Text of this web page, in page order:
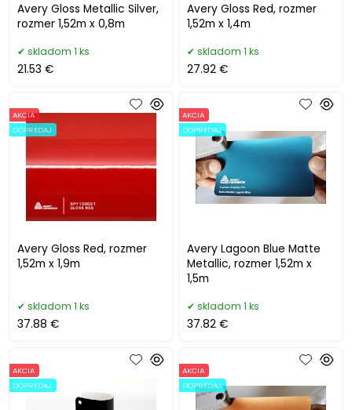
Avery Gloss Metallic Silver,
rozmer 1,52m x 0,8m
skladom 1 ks
21.53 €
Avery Gloss Red, rozmer
1,52m x 1,4m
skladom 1 ks
27.92 €
Avery Gloss Red, rozmer
1,52m x 1,9m
AKCIA
DOPREDAJ
skladom 1 ks
37.88 €
Avery Lagoon Blue Matte
Metallic, rozmer 1,52m x
1,5m
AKCIA
DOPREDAJ
skladom 1 ks
37.82 €
AKCIA
DOPREDAJ
AKCIA
DOPREDAJ